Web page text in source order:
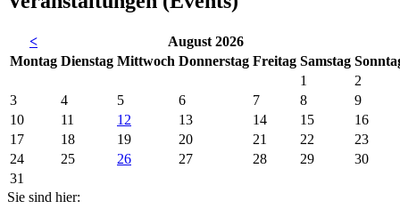
<
August 2026
Montag Dienstag Mittwoch Donnerstag Freitag Samstag So
1
2
3
4 5 6 7 8
9
10
11 12 13 14 15
16
17
18 19 20 21 22
23
24
25 26 27 28 29
30
31
Sie sind hier: